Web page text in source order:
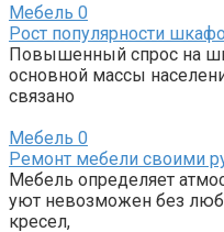
Мебель 0
Рост популярности
Повышенный спрос на
основной массы
связано
Мебель 0
Ремонт мебели своими
Мебель определяет
уют невозможен без
кресел,